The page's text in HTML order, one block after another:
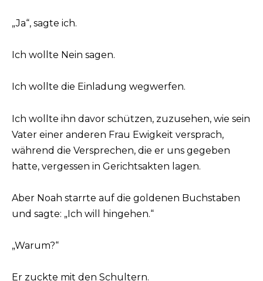
„Ja“, sagte ich.
Ich wollte Nein sagen.
Ich wollte die Einladung wegwerfen.
Ich wollte ihn davor schützen, zuzusehen, wie sein
Vater einer anderen Frau Ewigkeit versprach,
während die Versprechen, die er uns gegeben
hatte, vergessen in Gerichtsakten lagen.
Aber Noah starrte auf die goldenen Buchstaben
und sagte: „Ich will hingehen.“
„Warum?“
Er zuckte mit den Schultern.